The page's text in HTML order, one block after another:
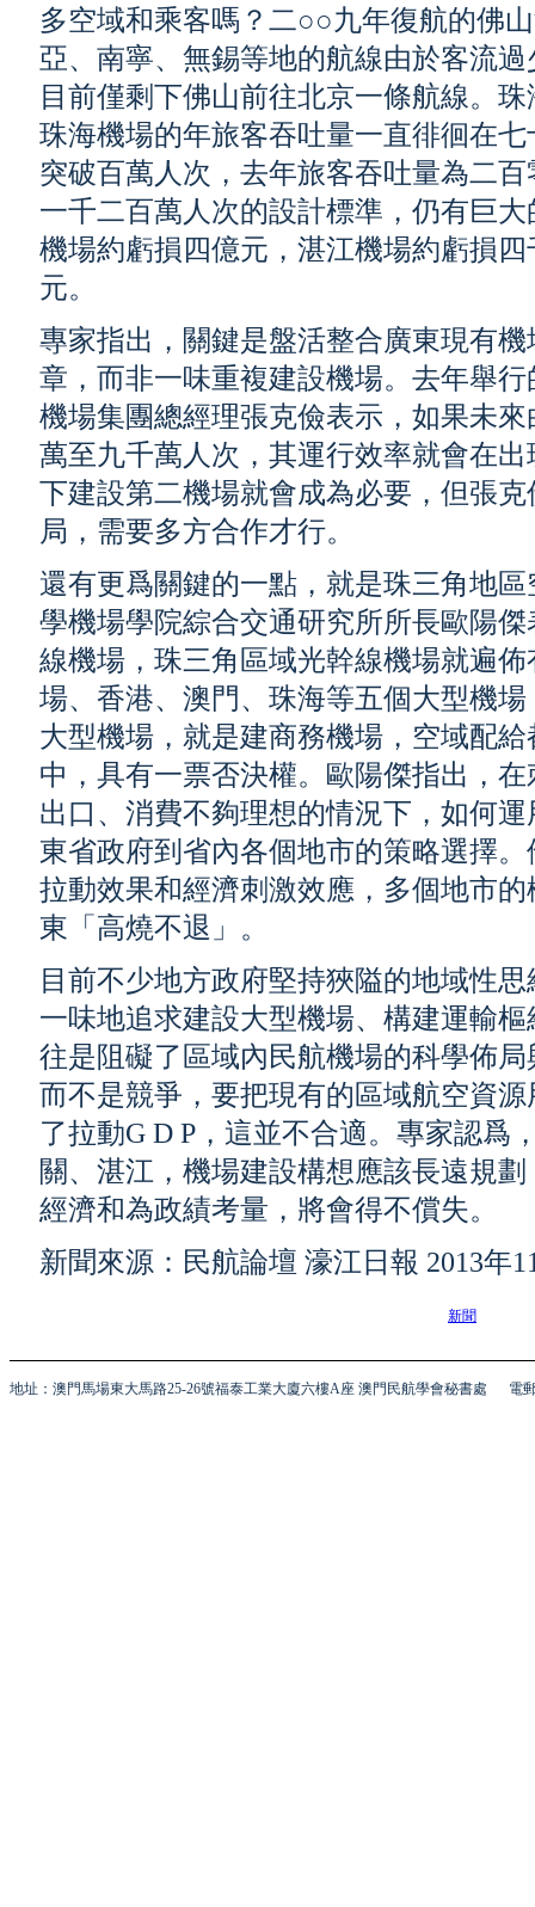
多空域和乘客嗎？二○○九年復航的佛
亞、南寧、無錫等地的航線由於客流
目前僅剩下佛山前往北京一條航線。
珠海機場的年旅客吞吐量一直徘徊在
突破百萬人次，去年旅客吞吐量為二
一千二百萬人次的設計標準，仍有巨
機場約虧損四億元，湛江機場約虧損
元。
專家指出，關鍵是盤活整合廣東現有
章，而非一味重複建設機場。去年舉
機場集團總經理張克儉表示，如果未
萬至九千萬人次，其運行效率就會在
下建設第二機場就會成為必要，但張
局，需要多方合作才行。
還有更爲關鍵的一點，就是珠三角地
學機場學院綜合交通研究所所長歐陽
線機場，珠三角區域光幹線機場就遍
場、香港、澳門、珠海等五個大型機
大型機場，就是建商務機場，空域配
中，具有一票否決權。歐陽傑指出，
出口、消費不夠理想的情況下，如何
東省政府到省內各個地市的策略選擇
拉動效果和經濟刺激效應，多個地市
東「高燒不退」。
目前不少地方政府堅持狹隘的地域性
一味地追求建設大型機場、構建運輸
往是阻礙了區域內民航機場的科學佈
而不是競爭，要把現有的區域航空資
了拉動G D P，這並不合適。專家認爲
關、湛江，機場建設構想應該長遠規
經濟和為政績考量，將會得不償失。
新聞來源：民航論壇 濠江日報 2013年
新聞
地址：澳門馬場東大馬路25-26號福泰工業大廈六樓A座 澳門民航學會秘書處 電